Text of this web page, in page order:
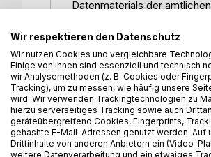
Datenmaterials der
der Vorsorge- und
einer erheblichen
Die meldepflichtigen
Kreisebene abgebildet,
Gemeindeebene wiederum
Die Auswirkungen der
Kurorte wirksam. Eine
therapeutische und
Qualitätsniveau, die Struktur
Infrastruktur.
Wir respektieren den Datenschutz
Wir nutzen Cookies und vergleichbare
Einige von ihnen sind essenziell und technisch
wir Analysemethoden (z. B. Cookies oder
Tracking), um zu messen, wie häufig unsere
wird. Wir verwenden Trackingtechnologien zu
hierzu serverseitiges Tracking sowie auch
geräteübergreifend Cookies, Fingerprints,
gehashte E-Mail-Adressen genutzt werden. Auf
Drittinhalte von anderen Anbietern ein (Video-
weitere Datenverarbeitung und ein etwaiges